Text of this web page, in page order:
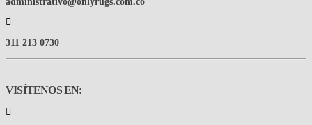
311 213 0730
VISÍTENOS EN: